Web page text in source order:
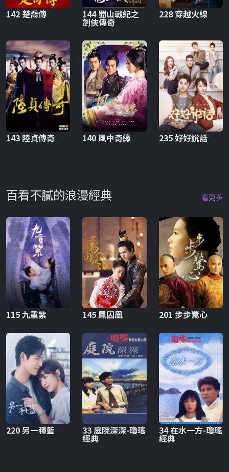
142 楚喬傳 144 蜀山戰紀之
劍俠傳奇
228 穿越火線
143 陸貞傳奇 140 風中奇緣 235 好好說話
百看不膩的浪漫經典 看更多
115 九重紫 145 鳳囚凰 201 步步驚心
220 另一種藍 33 庭院深深-瓊瑤
經典
34 在水一方-瓊瑤
經典